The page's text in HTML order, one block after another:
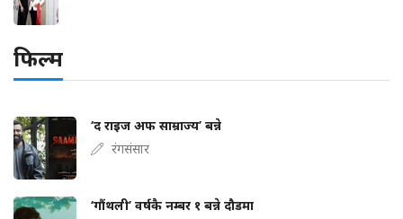
फिल्म
‘द राइज अफ साम्राज्य’ बन्ने
रंगसंसार
‘गौंथली’ वर्षकै नम्बर १ बन्ने दौडमा